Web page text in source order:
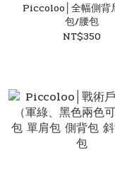
Piccoloo│全幅側背
包/腰包
NT$350